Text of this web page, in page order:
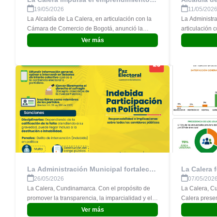
local con la “Ruta Empresarial 5”
19/05/2026
La Alcaldía de La Calera, en articulación con la
Cámara de Comercio de Bogotá, anunció la
apertura de inscripciones para la “Ruta
Empresarial 5”, una estrategia de capacitación
municipio que buscan fortalecer sus
conocimientos y potenciar sus negocios.
Ver más
acciones
durante el
11/05/2026
La
articulación
continúa
operativas
los calerunos.
La Administración Municipal fortalece
acciones para garantizar la
transparencia durante el proceso
electoral 2026
26/05/2026
La Calera, Cundinamarca. Con el propósito de
promover la transparencia, la imparcialidad y el
respeto por las normas que rigen la función
Ver más
La Calera
servicios:
declaran
07/05/2026
La Calera,
Calera
Satisfacción